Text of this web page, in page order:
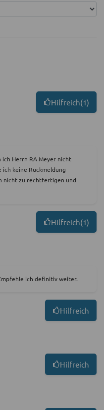
Hilfreich(1)
ich Herrn RA Meyer nicht
keine Rückmeldung
nicht zu rechtfertigen und
Hilfreich(1)
ich definitiv weiter.
Hilfreich
Hilfreich